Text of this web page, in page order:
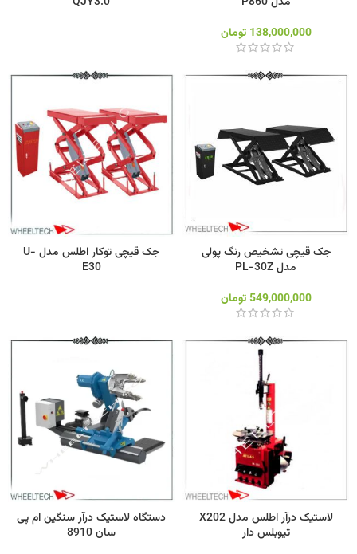
138,000,000 تومان
جک قیچی تشخیص رنگ پولی
مدل PL-30Z
549,000,000 تومان
جک قیچی توکار اطلس مدل U-
E30
لاستیک درآر اطلس مدل X202
تیوبلس دار
دستگاه لاستیک درآر سنگین ام پی
سان 8910